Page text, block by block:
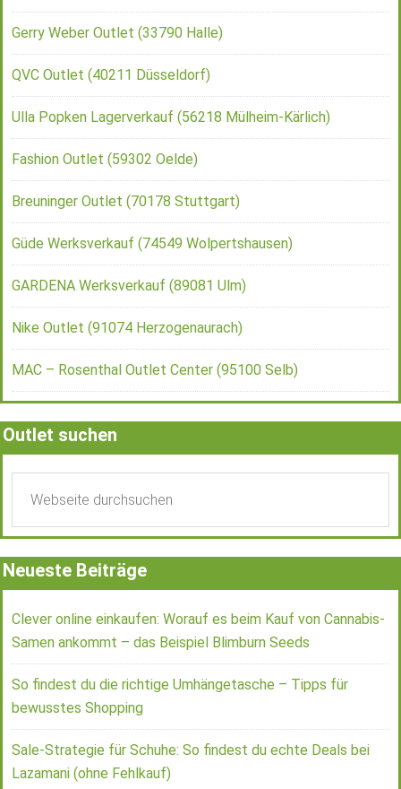
Gerry Weber Outlet (33790 Halle)
QVC Outlet (40211 Düsseldorf)
Ulla Popken Lagerverkauf (56218 Mülheim-Kärlich)
Fashion Outlet (59302 Oelde)
Breuninger Outlet (70178 Stuttgart)
Güde Werksverkauf (74549 Wolpertshausen)
GARDENA Werksverkauf (89081 Ulm)
Nike Outlet (91074 Herzogenaurach)
MAC – Rosenthal Outlet Center (95100 Selb)
Outlet suchen
Neueste Beiträge
Clever online einkaufen: Worauf es beim Kauf von Cannabis-
Samen ankommt – das Beispiel Blimburn Seeds
So findest du die richtige Umhängetasche – Tipps für
bewusstes Shopping
Sale-Strategie für Schuhe: So findest du echte Deals bei
Lazamani (ohne Fehlkauf)